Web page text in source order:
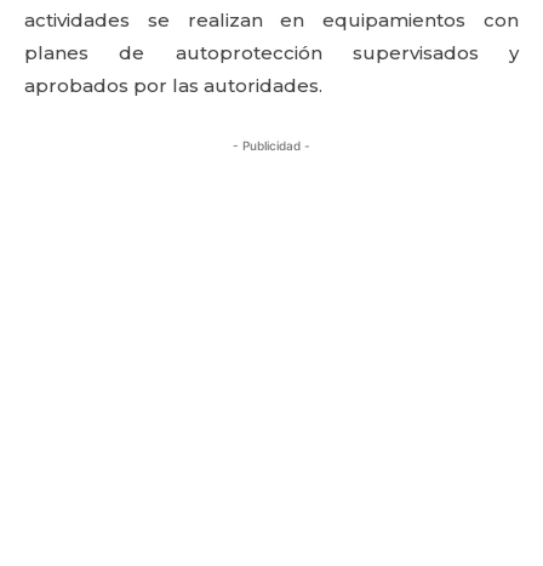
actividades se realizan en equipamientos con
planes de autoprotección supervisados y
aprobados por las autoridades.
- Publicidad -